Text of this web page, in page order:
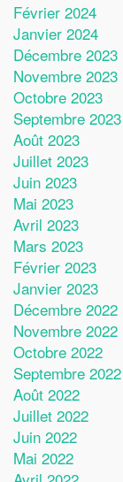
Février 2024
Janvier 2024
Décembre 2023
Novembre 2023
Octobre 2023
Septembre 2023
Août 2023
Juillet 2023
Juin 2023
Mai 2023
Avril 2023
Mars 2023
Février 2023
Janvier 2023
Décembre 2022
Novembre 2022
Octobre 2022
Septembre 2022
Août 2022
Juillet 2022
Juin 2022
Mai 2022